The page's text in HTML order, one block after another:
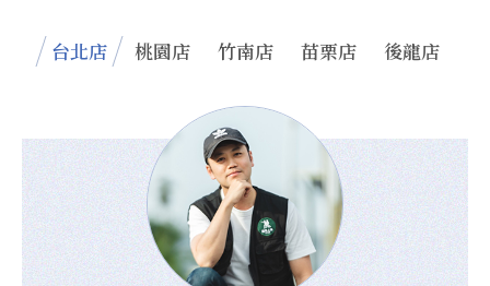
台北店 桃園店 竹南店 苗栗店 後龍店